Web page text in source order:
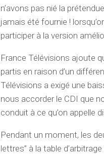
n’avons pas nié la
jamais été fournie !
participer à la version
France Télévisions ajoute
partis en raison d’un
Télévisions a exigé une
nous accorder le CDI que
conduit à ce qu’on appelle
Pendant un moment, les
lettres” à la table